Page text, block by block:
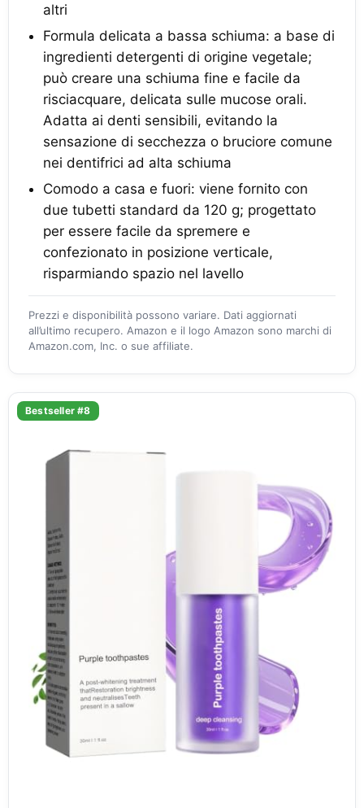
altri
Formula delicata a bassa schiuma: a base di
ingredienti detergenti di origine vegetale;
può creare una schiuma fine e facile da
risciacquare, delicata sulle mucose orali.
Adatta ai denti sensibili, evitando la
sensazione di secchezza o bruciore comune
nei dentifrici ad alta schiuma
Comodo a casa e fuori: viene fornito con
due tubetti standard da 120 g; progettato
per essere facile da spremere e
confezionato in posizione verticale,
risparmiando spazio nel lavello
Prezzi e disponibilità possono variare. Dati aggiornati
all’ultimo recupero. Amazon e il logo Amazon sono marchi di
Amazon.com, Inc. o sue affiliate.
Bestseller #8